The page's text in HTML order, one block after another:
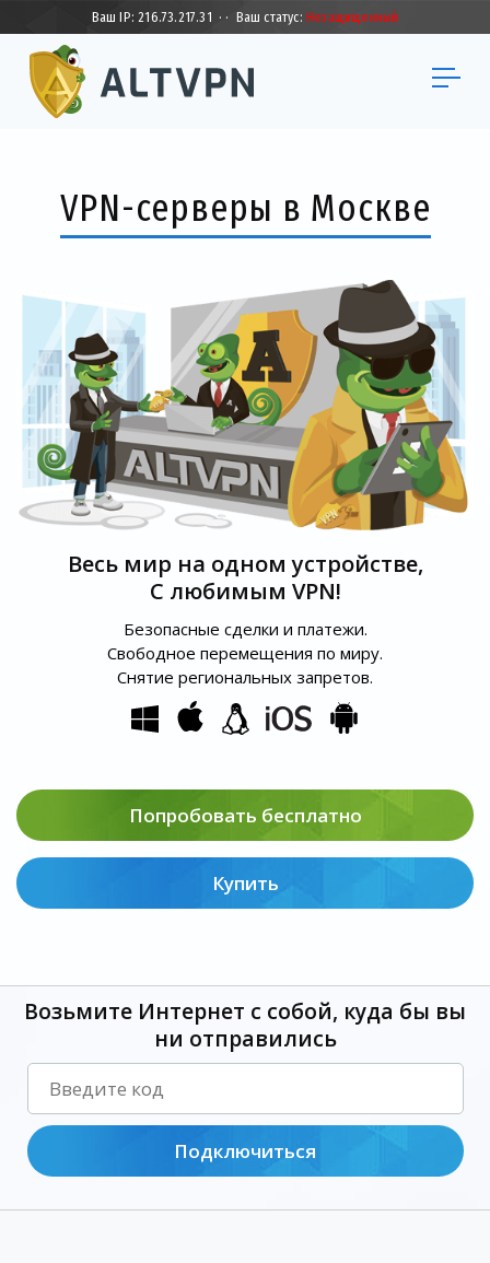
Ваш IP:216.73.217.31 · · Ваш статус: Незащищенный
VPN-серверы в Москве
Весь мир на одном устройстве,
С любимым VPN!
Безопасные сделки и платежи.
Свободное перемещения по миру.
Снятие региональных запретов.
Попробовать бесплатно
Купить
Возьмите Интернет с собой, куда бы вы
ни отправились
Подключиться